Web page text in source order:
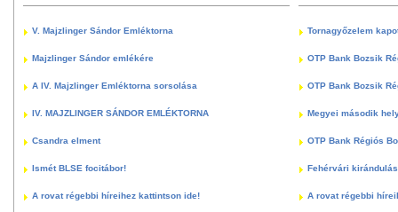
V. Majzlinger Sándor Emléktorna
Majzlinger Sándor emlékére
A IV. Majzlinger Emléktorna sorsolása
IV. MAJZLINGER SÁNDOR EMLÉKTORNA
Csandra elment
Ismét BLSE focitábor!
A rovat régebbi híreihez kattintson ide!
Tornagyőzelem
OTP Bank Bozsik
OTP Bank Bozsik
Megyei második
OTP Bank Régiós
Fehérvári kirándulás
A rovat régebbi